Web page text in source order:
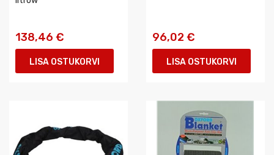
138,46 €
LISA OSTUKORVI
96,02 €
LISA OSTUKORVI